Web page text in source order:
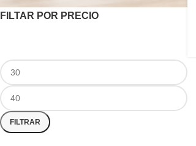
FILTAR POR PRECIO
FILTRAR